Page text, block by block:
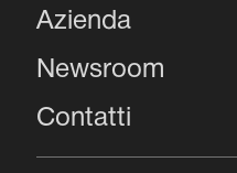
Azienda
Newsroom
Contatti